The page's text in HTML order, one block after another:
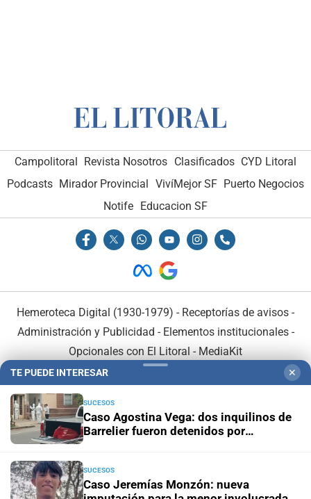
Campolitoral Revista Nosotros Clasificados CYD Litoral
Podcasts Mirador Provincial VivíMejor SF Puerto Negocios
Notife Educacion SF
Hemeroteca Digital (1930-1979) - Receptorías de avisos -
Administración y Publicidad - Elementos institucionales-
Opcionales con El Litoral - MediaKit
En Asociación con:
TE PUEDE INTERESAR ✕
SUCESOS
Caso Agostina Vega: dos inquilinos de
Barrelier fueron detenidos por
SUCESOS
Caso Jeremías Monzón: nueva